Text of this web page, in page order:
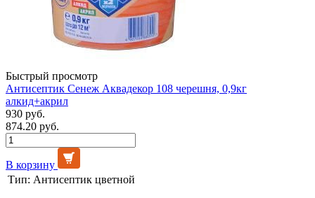
Быстрый просмотр
Антисептик Сенеж Аквадекор 108 черешня, 0,9кг
алкид+акрил
930 руб.
874.20 руб.
В корзину
Тип: Антисептик цветной